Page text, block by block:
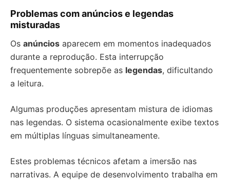
Problemas com anúncios e legendas
misturadas
Os anúncios aparecem em momentos inadequados
durante a reprodução. Esta interrupção
frequentemente sobrepõe as legendas, dificultando
a leitura.
Algumas produções apresentam mistura de idiomas
nas legendas. O sistema ocasionalmente exibe textos
em múltiplas línguas simultaneamente.
Estes problemas técnicos afetam a imersão nas
narrativas. A equipe de desenvolvimento trabalha em